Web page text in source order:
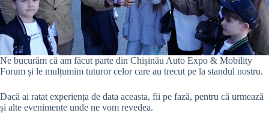
Ne bucurăm că am făcut parte din Chișinău Auto Expo & Mobility
Forum și le mulțumim tuturor celor care au trecut pe la standul nostru.
Dacă ai ratat experiența de data aceasta, fii pe fază, pentru că urmează
și alte evenimente unde ne vom revedea.